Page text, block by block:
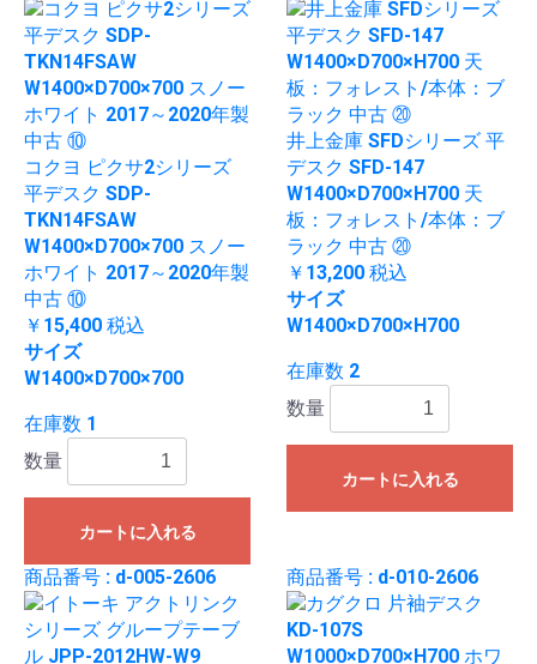
コクヨ ピクサ2シリーズ
平デスク SDP-
TKN14FSAW
W1400×D700×700 スノー
ホワイト 2017～2020年製
中古 ⑩
￥15,400 税込
サイズ
W1400×D700×700
在庫数 1
数量
カートに入れる
井上金庫 SFDシリーズ 平
デスク SFD-147
W1400×D700×H700 天
板：フォレスト/本体：ブ
ラック 中古 ⑳
￥13,200 税込
サイズ
W1400×D700×H700
在庫数 2
数量
カートに入れる
商品番号 : d-005-2606 商品番号 : d-010-2606